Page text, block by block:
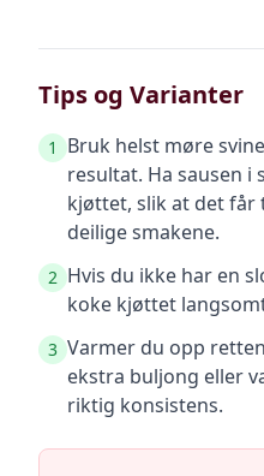
Tips og Varianter
1
Bruk helst møre
resultat. Ha sausen i
kjøttet, slik at det får
deilige smakene.
2 Hvis du ikke har en
koke kjøttet
3 Varmer du opp
ekstra buljong eller
riktig konsistens.